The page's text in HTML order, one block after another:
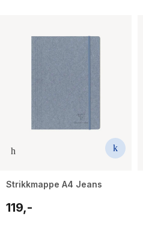
Strikkmappe A4 Jeans
119,-